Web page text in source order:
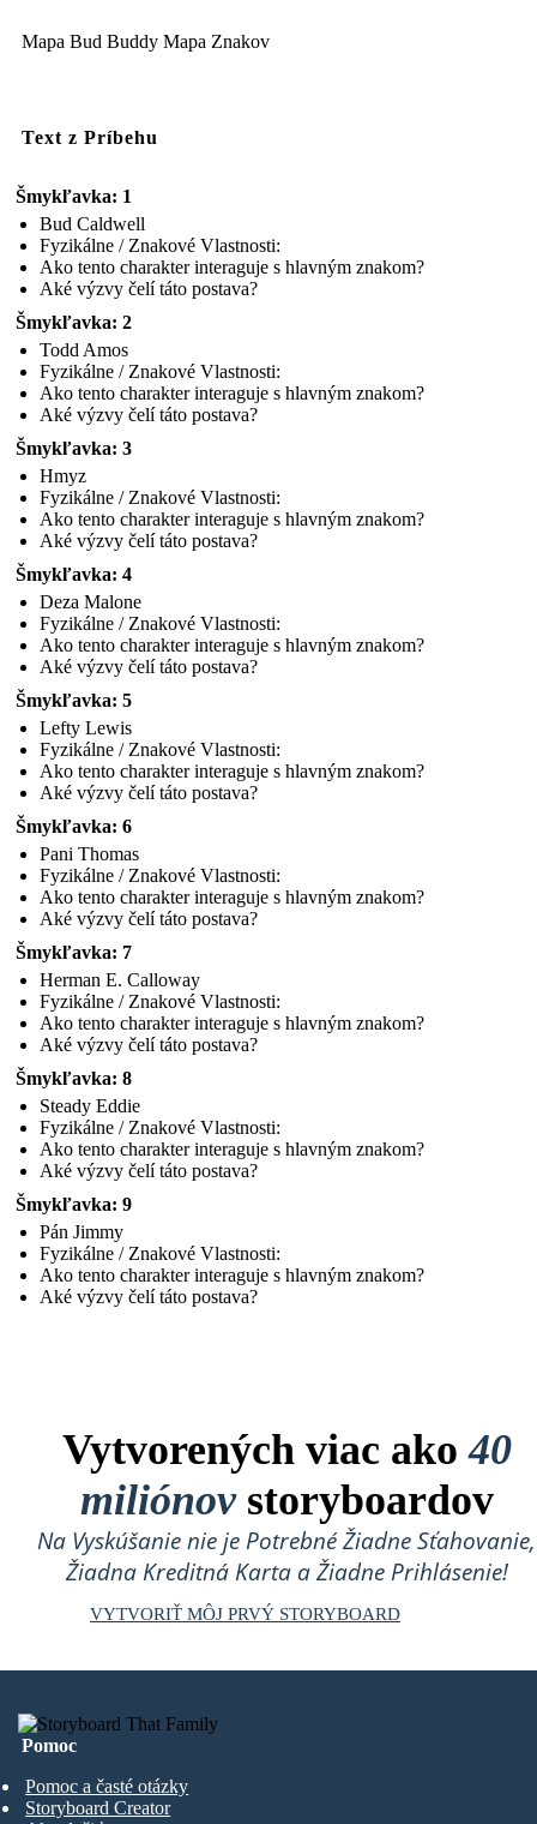
Mapa Bud Buddy Mapa Znakov
Text z Príbehu
Šmykľavka: 1
Bud Caldwell
Fyzikálne / Znakové Vlastnosti:
Ako tento charakter interaguje s hlavným znakom?
Aké výzvy čelí táto postava?
Šmykľavka: 2
Todd Amos
Fyzikálne / Znakové Vlastnosti:
Ako tento charakter interaguje s hlavným znakom?
Aké výzvy čelí táto postava?
Šmykľavka: 3
Hmyz
Fyzikálne / Znakové Vlastnosti:
Ako tento charakter interaguje s hlavným znakom?
Aké výzvy čelí táto postava?
Šmykľavka: 4
Deza Malone
Fyzikálne / Znakové Vlastnosti:
Ako tento charakter interaguje s hlavným znakom?
Aké výzvy čelí táto postava?
Šmykľavka: 5
Lefty Lewis
Fyzikálne / Znakové Vlastnosti:
Ako tento charakter interaguje s hlavným znakom?
Aké výzvy čelí táto postava?
Šmykľavka: 6
Pani Thomas
Fyzikálne / Znakové Vlastnosti:
Ako tento charakter interaguje s hlavným znakom?
Aké výzvy čelí táto postava?
Šmykľavka: 7
Herman E. Calloway
Fyzikálne / Znakové Vlastnosti:
Ako tento charakter interaguje s hlavným znakom?
Aké výzvy čelí táto postava?
Šmykľavka: 8
Steady Eddie
Fyzikálne / Znakové Vlastnosti:
Ako tento charakter interaguje s hlavným znakom?
Aké výzvy čelí táto postava?
Šmykľavka: 9
Pán Jimmy
Fyzikálne / Znakové Vlastnosti:
Ako tento charakter interaguje s hlavným znakom?
Aké výzvy čelí táto postava?
Vytvorených viac ako40
miliónovstoryboardov
Na Vyskúšanie nie je Potrebné Žiadne Sťahovanie,
Žiadna Kreditná Karta a Žiadne Prihlásenie!
VYTVORIŤ MÔJ PRVÝ STORYBOARD
Pomoc
Pomoc a časté otázky
Storyboard Creator